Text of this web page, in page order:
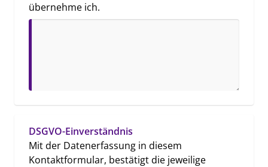
übernehme ich.
DSGVO-Einverständnis
Mit der Datenerfassung in diesem
Kontaktformular, bestätigt die jeweilige